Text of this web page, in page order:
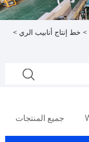
> خط إنتاج أنابيب الري >
جميع المنتجات